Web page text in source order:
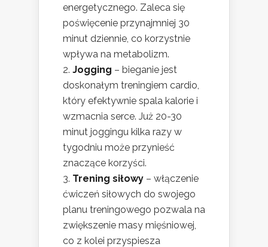
energetycznego. Zaleca się
poświęcenie przynajmniej 30
minut dziennie, co korzystnie
wpływa na metabolizm.
Jogging – bieganie jest
doskonałym treningiem cardio,
który efektywnie spala kalorie i
wzmacnia serce. Już 20-30
minut joggingu kilka razy w
tygodniu może przynieść
znaczące korzyści.
Trening siłowy – włączenie
ćwiczeń siłowych do swojego
planu treningowego pozwala na
zwiększenie masy mięśniowej,
co z kolei przyspiesza